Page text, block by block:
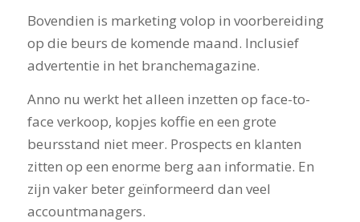
Bovendien is marketing volop in voorbereiding
op die beurs de komende maand. Inclusief
advertentie in het branchemagazine.
Anno nu werkt het alleen inzetten op face-to-
face verkoop, kopjes koffie en een grote
beursstand niet meer. Prospects en klanten
zitten op een enorme berg aan informatie. En
zijn vaker beter geïnformeerd dan veel
accountmanagers.